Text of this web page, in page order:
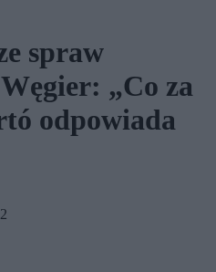
spraw
„Co za
odpowiada